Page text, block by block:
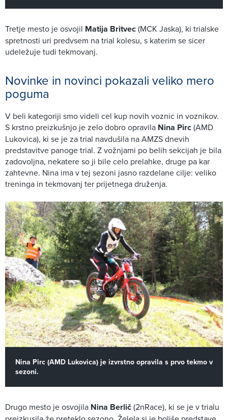
Tretje mesto je osvojil Matija Britvec(MCK Jaska), ki trialske
spretnosti uri predvsem na trial kolesu, s katerim se sicer
udeležuje tudi tekmovanj.
Novinke in novinci pokazali veliko mero
poguma
V beli kategoriji smo videli cel kup novih voznic in voznikov.
S krstno preizkušnjo je zelo dobro opravila Nina Pirc(AMD
Lukovica), ki se je za trial navdušila na AMZS dnevih
predstavitve panoge trial. Z vožnjami po belih sekcijah je bila
zadovoljna, nekatere so ji bile celo prelahke, druge pa kar
zahtevne. Nina ima v tej sezoni jasno razdelane cilje: veliko
treninga in tekmovanj ter prijetnega druženja.
Nina Pirc (AMD Lukovica) je izvrstno opravila s prvo tekmo v
sezoni.
Drugo mesto je osvojila Nina Berlič(2nRace), ki se je v trialu